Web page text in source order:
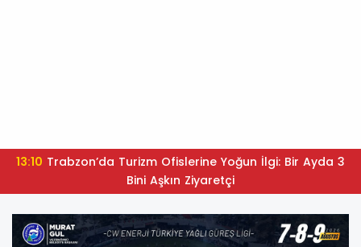
13:10
Bini Aşkın Ziyaretçi